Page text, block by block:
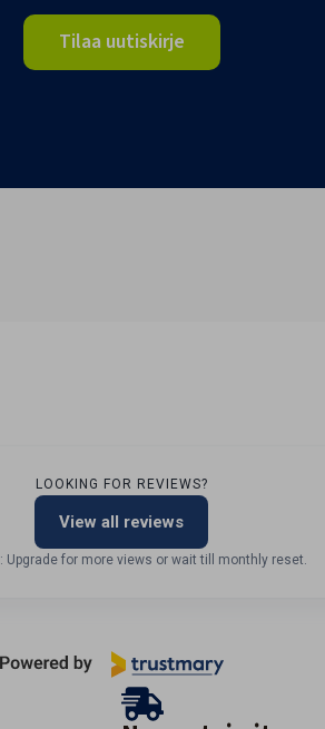
Tilaa uutiskirje
LOOKING FOR REVIEWS?
View all reviews
Upgrade for more views or wait till monthly reset.